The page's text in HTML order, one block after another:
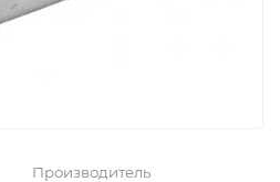
Производитель